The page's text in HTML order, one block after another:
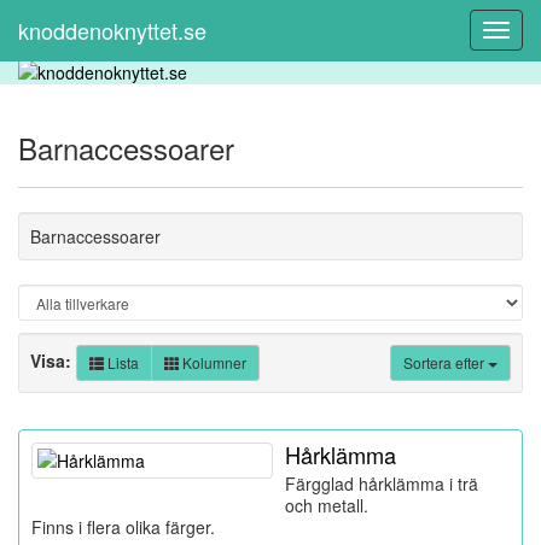
knoddenoknyttet.se
Barnaccessoarer
Barnaccessoarer
Sortera efter
Visa: Lista Kolumner
Hårklämma
Färgglad hårklämma i trä
och metall.
Finns i flera olika färger.